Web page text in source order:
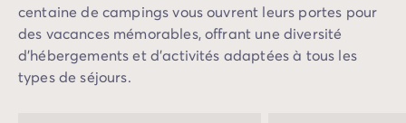
centaine de campings vous ouvrent leurs portes pour
des vacances mémorables, offrant une diversité
d'hébergements et d'activités adaptées à tous les
types de séjours.